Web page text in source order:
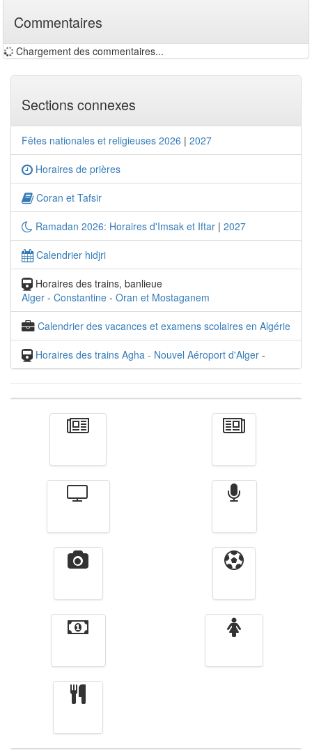
Commentaires
Chargement des commentaires...
Sections connexes
Fêtes nationales et religieuses 2026 | 2027
Horaires de prières
Coran et Tafsir
Ramadan 2026: Horaires d'Imsak et Iftar | 2027
Calendrier hidjri
Horaires des trains, banlieue
Alger - Constantine - Oran et Mostaganem
Calendrier des vacances et examens scolaires en Algérie
Horaires des trains Agha - Nouvel Aéroport d'Alger -